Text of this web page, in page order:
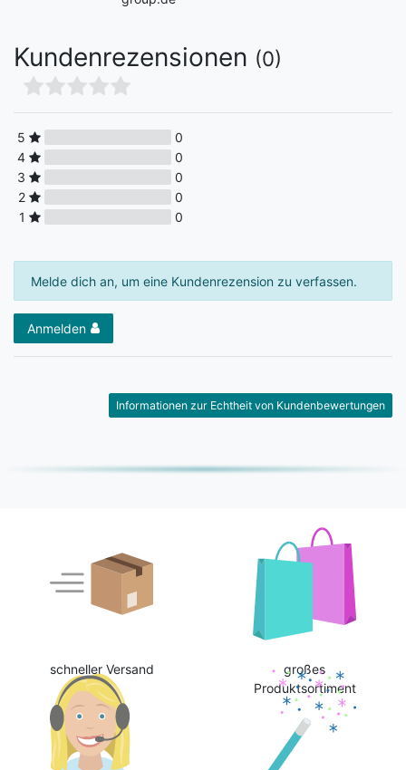
Kundenrezensionen (0)
5
0
4
0
3
0
2
0
1
0
Melde dich an, um eine Kundenrezension zu verfassen.
Anmelden
Informationen zur Echtheit von Kundenbewertungen
schneller Versand
großes
Produktsortiment